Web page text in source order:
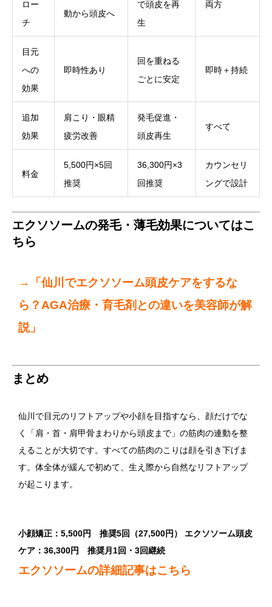
ロー
チ
動から頭皮へ
で頭皮を再
生
両方
目元
への
効果
即時性あり
回を重ねる
ごとに安定
即時＋持続
追加
効果
肩こり・眼精
疲労改善
発毛促進・
頭皮再生
すべて
料金
5,500円×5回
推奨
36,300円×3
回推奨
カウンセリ
ングで設計
エクソソームの発毛・薄毛効果についてはこ
ちら
→
「仙川でエクソソーム頭皮ケアをするな
ら？AGA治療・育毛剤との違いを美容師が解
説」
まとめ
仙川で目元のリフトアップや小顔を目指すなら、顔だけでな
く「肩・首・肩甲骨まわりから頭皮まで」の筋肉の連動を整
えることが大切です。すべての筋肉のこりは顔を引き下げま
す。体全体が緩んで初めて、生え際から自然なリフトアップ
が起こります。
小顔矯正：5,500円 推奨5回（27,500円）
エクソソーム頭皮
ケア：36,300円 推奨月1回・3回継続
エクソソームの詳細記事はこちら